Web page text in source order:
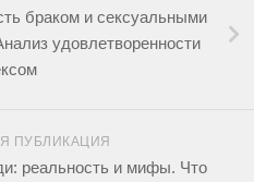
браком и сексуальными
удовлетворенности
ПУБЛИКАЦИЯ
реальность и мифы. Что